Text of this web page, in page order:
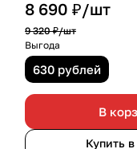
8 690 ₽/шт
9 320 ₽/шт
Выгода
630 рублей
В
Купить